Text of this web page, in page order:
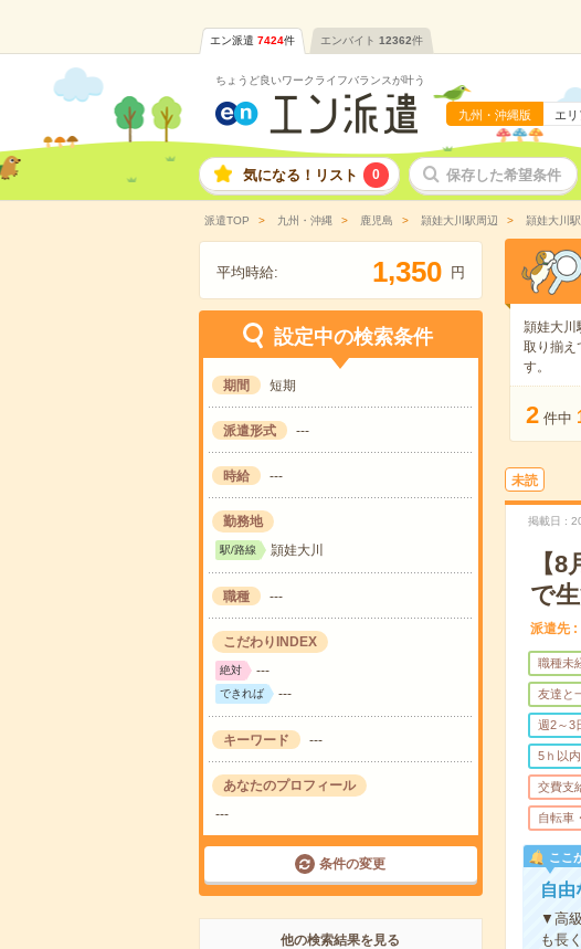
エン派遣 7424件 エンバイト 12362件
ちょうど良いワークライフバランスが叶う
九州・沖縄版 エ
気になる！リスト 0 保存した希望条件
派遣TOP 九州・沖縄 鹿児島 頴娃大川駅周辺 頴娃大川
平均時給: 1,350 円
設定中の検索条件
期間 短期
派遣形式 ---
時給 ---
勤務地
駅/路線 頴娃大川
職種 ---
こだわりINDEX
絶対 ---
できれば ---
キーワード ---
あなたのプロフィール
---
条件の変更
他の検索結果を見る
頴娃大川
取り揃え
す。
2 件中
未読
掲載日
【
で
派遣先
職種未
友達と
週2～3
5ｈ以
交費支
自転車
ここ
自由
▼高
も長